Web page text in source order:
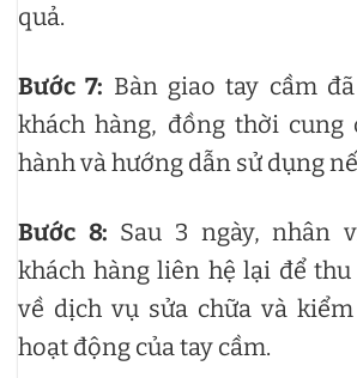
quả.
Bước 7: Bàn giao tay cầm
khách hàng, đồng thời cung
hành và hướng dẫn sử dụng
Bước 8: Sau 3 ngày, nhân
khách hàng liên hệ lại để
về dịch vụ sửa chữa và
hoạt động của tay cầm.